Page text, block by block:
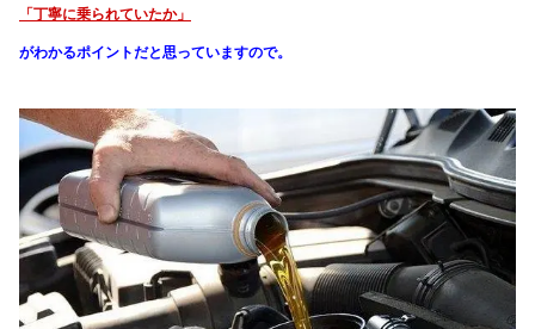
「丁寧に乗られていたか」
がわかるポイントだと思っていますので。